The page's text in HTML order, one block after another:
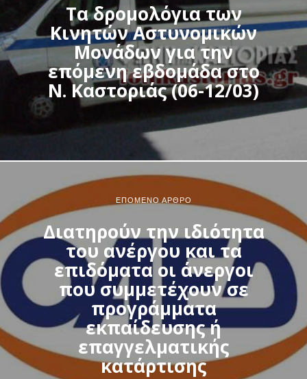
Τα δρομολόγια των
Κινητών Αστυνομικών
Μονάδων για την
επόμενη εβδομάδα στο
Ν. Καστοριάς (06-12/03)
ΕΠΌΜΕΝΟ ΆΡΘΡΟ
Διατηρούν την ιδιότητα
του ανέργου και τα
επιδόματα οι άνεργοι
που συμμετέχουν σε
προγράμματα
εκπαίδευσης ή
επαγγελματικής
κατάρτισης